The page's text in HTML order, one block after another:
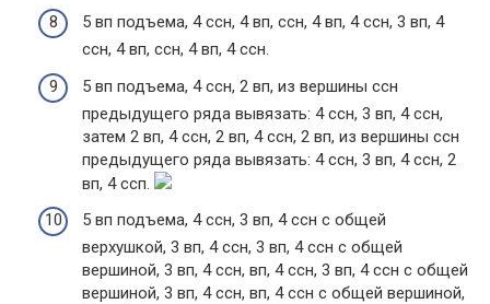
5 вп подъема, 4 ссн, 4 вп, ссн, 4 вп, 4 ссн, 3 вп, 4
ссн, 4 вп, ссн, 4 вп, 4 ссн.
5 вп подъема, 4 ссн, 2 вп, из вершины ссн
предыдущего ряда вывязать: 4 ссн, 3 вп, 4 ссн,
затем 2 вп, 4 ссн, 2 вп, 4 ссн, 2 вп, из вершины ссн
предыдущего ряда вывязать: 4 ссн, 3 вп, 4 ссн, 2
вп, 4 ссп.
5 вп подъема, 4 ссн, 3 вп, 4 ссн с общей
верхушкой, 3 вп, 4 ссн, 3 вп, 4 ссн с общей
вершиной, 3 вп, 4 ссн, вп, 4 ссн, 3 вп, 4 ссн с общей
вершиной, 3 вп, 4 ссн, вп, 4 ссн с общей вершиной,